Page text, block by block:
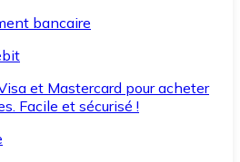
bancaire
et Mastercard pour acheter
Facile et sécurisé !